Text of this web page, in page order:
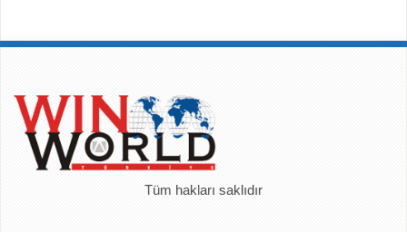
Tüm hakları saklıdır